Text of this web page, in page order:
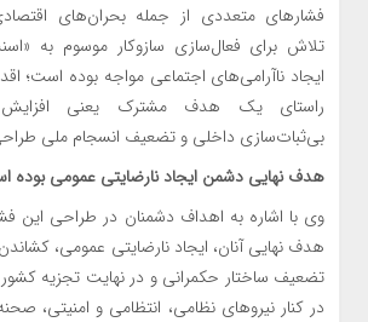
فشارهای متعددی از جمله بحران‌های
تلاش برای فعال‌سازی سازوکار موسوم به
ایجاد ناآرامی‌های اجتماعی مواجه بوده است؛
راستای یک هدف مشترک یعنی افزایش
بی‌ثبات‌سازی داخلی و تضعیف انسجام ملی
هدف نهایی دشمن ایجاد نارضایتی عمومی بوده
وی با اشاره به اهداف دشمنان در طراحی این
هدف نهایی آنان، ایجاد نارضایتی عمومی،
تضعیف ساختار حکمرانی و در نهایت تجزیه کشور
در کنار نیروهای نظامی، انتظامی و امنیتی،